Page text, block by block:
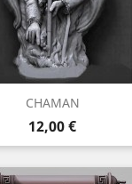
CHAMAN
Preis
12,00 €